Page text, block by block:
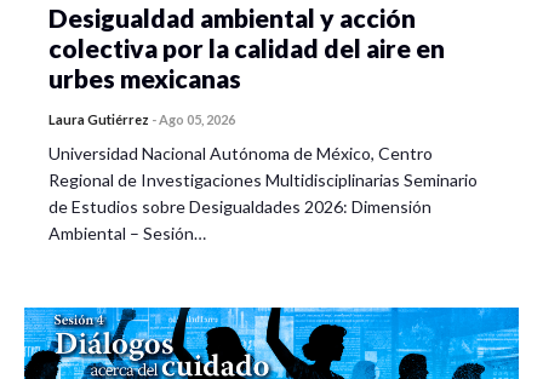
Desigualdad ambiental y acción
colectiva por la calidad del aire en
urbes mexicanas
Laura Gutiérrez -Ago 05, 2026
Universidad Nacional Autónoma de México, Centro
Regional de Investigaciones Multidisciplinarias Seminario
de Estudios sobre Desigualdades 2026: Dimensión
Ambiental – Sesión…